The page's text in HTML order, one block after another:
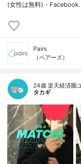
(女性は無料)・
Pairs
（ペアーズ）
24歳 楽天経済圏
タカギ